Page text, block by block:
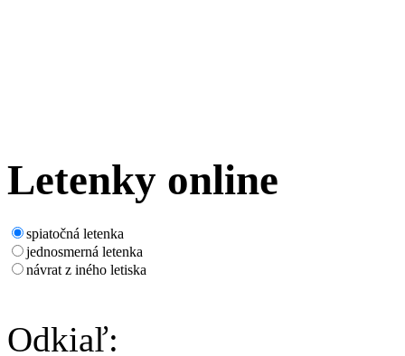
Letenky online
spiatočná letenka
jednosmerná letenka
návrat z iného letiska
Odkiaľ: